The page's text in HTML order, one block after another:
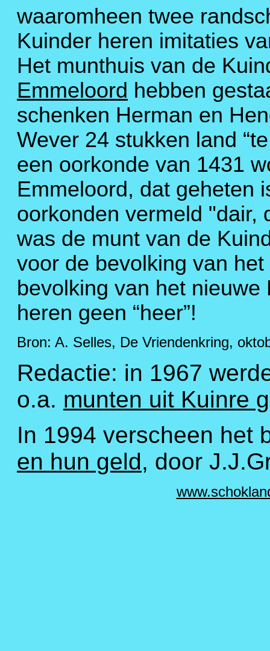
waaromheen twee
Kuinder heren imitaties
Het munthuis van de
Emmeloord hebben
schenken Herman en
Wever 24 stukken land
een oorkonde van 1431
Emmeloord, dat geheten
oorkonden vermeld "dair,
was de munt van de
voor de bevolking van
bevolking van het
heren geen “heer”!
Bron: A. Selles, De Vriendenkring,
Redactie: in 1967
o.a. munten uit Kuinre
In 1994 verscheen het
en hun geld, door